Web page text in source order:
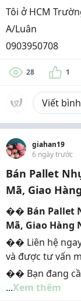
Tôi ở HCM
A/Luân
0903950708
28 1
giahan19
6 ngày trước
Bán Pallet
Mã, Giao
�� Bán Pallet
Mã, Giao Hàng
�� Liên hệ ngay
và được tư vấn
�� Bạn đang
...Xem thêm